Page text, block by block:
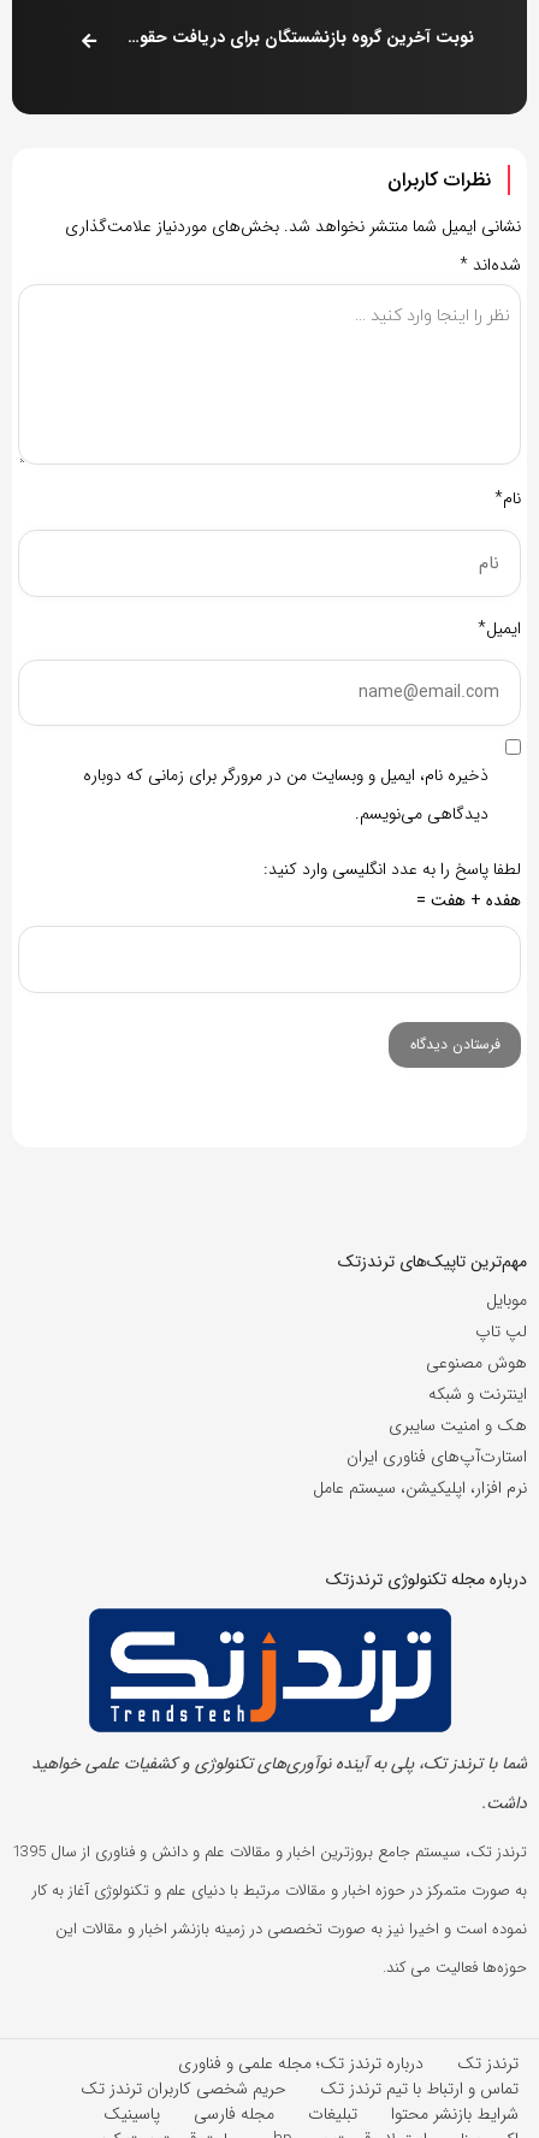
نوبت آخرین گروه بازنشستگان برای دریافت حقوق رسید (۳۱ تیر)
نظرات کاربران
نشانی ایمیل شما منتشر نخواهد شد. بخش‌های موردنیاز علامت‌گذاری
شده‌اند *
نام*
ایمیل*
ذخیره نام، ایمیل و وبسایت من در مرورگر برای زمانی که دوباره
دیدگاهی می‌نویسم.
لطفا پاسخ را به عدد انگلیسی وارد کنید:
هفده + هفت =
مهم‌ترین تاپیک‌های ترندزتک
موبایل
لپ تاپ
هوش مصنوعی
اینترنت و شبکه
هک و امنیت سایبری
استارت‌آپ‌های فناوری ایران
نرم افزار، اپلیکیشن، سیستم عامل
درباره مجله تکنولوژی ترندزتک
شما با ترندز تک، پلی به آینده‌ نوآوری‌های تکنولوژی و کشفیات علمی خواهید
داشت.
ترندز تک، سیستم جامع بروزترین اخبار و مقالات علم و دانش و فناوری از سال 1395
به صورت متمرکز در حوزه اخبار و مقالات مرتبط با دنیای علم و تکنولوژی آغاز به کار
نموده است و اخیرا نیز به صورت تخصصی در زمینه بازنشر اخبار و مقالات این
حوزه‌ها فعالیت می کند.
ترندز تک
درباره ترندز تک؛ مجله علمی و فناوری
تماس و ارتباط با تیم ترندز تک
حریم شخصی کاربران ترندز تک
شرایط بازنشر محتوا
تبلیغات مجله فارسی
پاسینیک